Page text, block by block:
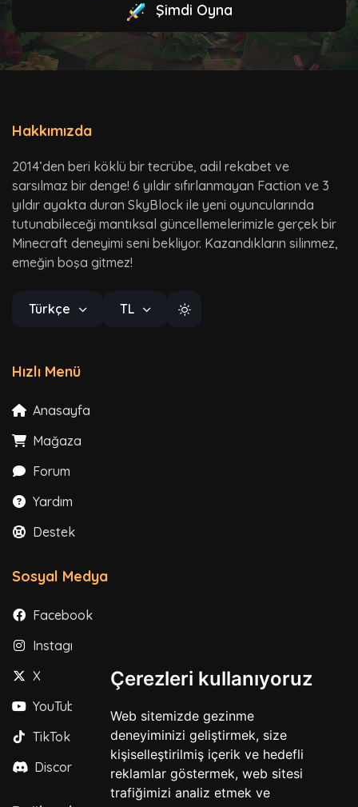
Çerezleri kullanıyoruz
Web sitemizde gezinme
deneyiminizi geliştirmek, size
kişiselleştirilmiş içerik ve hedefli
reklamlar göstermek, web sitesi
trafiğimizi analiz etmek ve
Şimdi Oyna
Hakkımızda
2014’den beri köklü bir tecrübe, adil rekabet ve
sarsılmaz bir denge! 6 yıldır sıfırlanmayan Faction ve 3
yıldır ayakta duran SkyBlock ile yeni oyuncularında
tutunabileceği mantıksal güncellemelerimizle gerçek bir
Minecraft deneyimi seni bekliyor. Kazandıkların silinmez,
emeğin boşa gitmez!
Türkçe TL
Hızlı Menü
Anasayfa
Mağaza
Forum
Yardım
Destek
Sosyal Medya
Facebook
Instagram
X
YouTube
TikTok
Discord